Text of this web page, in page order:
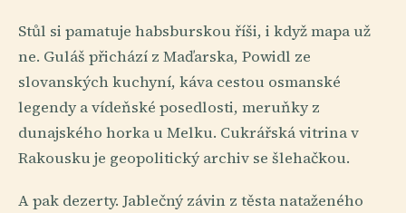
Stůl si pamatuje habsburskou říši, i když mapa už
ne. Guláš přichází z Maďarska, Powidl ze
slovanských kuchyní, káva cestou osmanské
legendy a vídeňské posedlosti, meruňky z
dunajského horka u Melku. Cukrářská vitrina v
Rakousku je geopolitický archiv se šlehačkou.
A pak dezerty. Jablečný závin z těsta nataženého